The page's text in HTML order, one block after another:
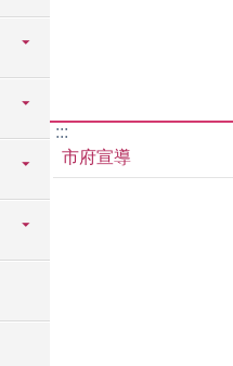
:::
市府宣導